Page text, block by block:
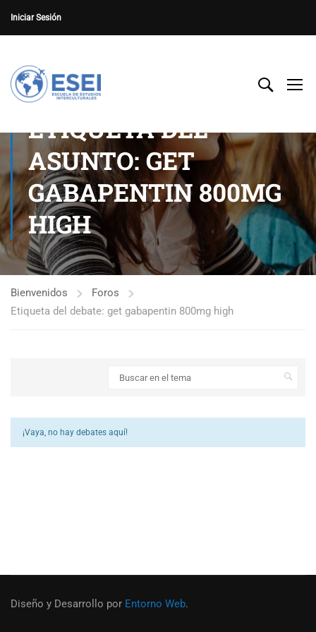
Iniciar Sesión
ETIQUETA DEL
ASUNTO: GET
GABAPENTIN 800MG
HIGH
Bienvenidos
Foros
Etiqueta del debate: get gabapentin 800mg high
¡Vaya, no hay debates aquí!
Diseño y Desarrollo por Entorno Web.